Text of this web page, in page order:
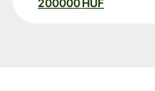
200000 HUF